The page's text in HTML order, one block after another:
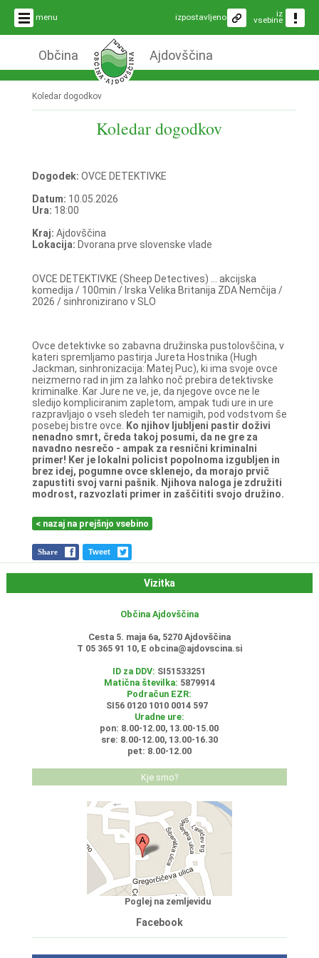
menu iz
vsebine
izpostavljeno
Občina Ajdovščina
Koledar dogodkov
Koledar dogodkov
Dogodek: OVCE DETEKTIVKE
Datum: 10.05.2026
Ura: 18:00
Kraj: Ajdovščina
Lokacija: Dvorana prve slovenske vlade
OVCE DETEKTIVKE (Sheep Detectives) ... akcijska
komedija / 100min / Irska Velika Britanija ZDA Nemčija /
2026 / sinhronizirano v SLO
Ovce detektivke so zabavna družinska pustolovščina, v
kateri spremljamo pastirja Jureta Hostnika (Hugh
Jackman, sinhronizacija: Matej Puc), ki ima svoje ovce
neizmerno rad in jim za lahko noč prebira detektivske
kriminalke. Kar Jure ne ve, je, da njegove ovce ne le
sledijo kompliciranim zapletom, ampak tudi ure in ure
razpravljajo o vseh sledeh ter namigih, pod vodstvom še
posebej bistre ovce. Ko njihov ljubljeni pastir doživi
nenadno smrt, čreda takoj posumi, da ne gre za
navadno nesrečo - ampak za resnični kriminalni
primer! Ker je lokalni policist popolnoma izgubljen in
brez idej, pogumne ovce sklenejo, da morajo prvič
zapustiti svoj varni pašnik. Njihova naloga je združiti
modrost, razvozlati primer in zaščititi svojo družino.
< nazaj na prejšnjo vsebino
Share Tweet
Vizitka
Občina Ajdovščina
Cesta 5. maja 6a, 5270 Ajdovščina
T 05 365 91 10, E obcina@ajdovscina.si
ID za DDV: SI51533251
Matična številka: 5879914
Podračun EZR:
SI56 0120 1010 0014 597
Uradne ure:
pon: 8.00-12.00, 13.00-15.00
sre: 8.00-12.00, 13.00-16.30
pet: 8.00-12.00
Kje smo?
Poglej na zemljevidu
Facebook